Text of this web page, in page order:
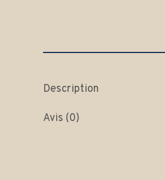
Description
Avis (0)